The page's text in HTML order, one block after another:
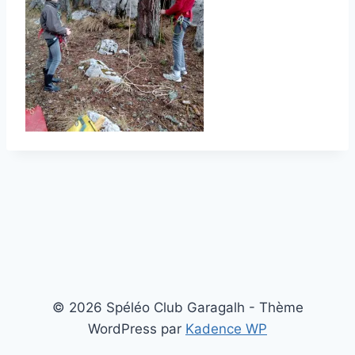
© 2026 Spéléo Club Garagalh - Thème
WordPress par Kadence WP